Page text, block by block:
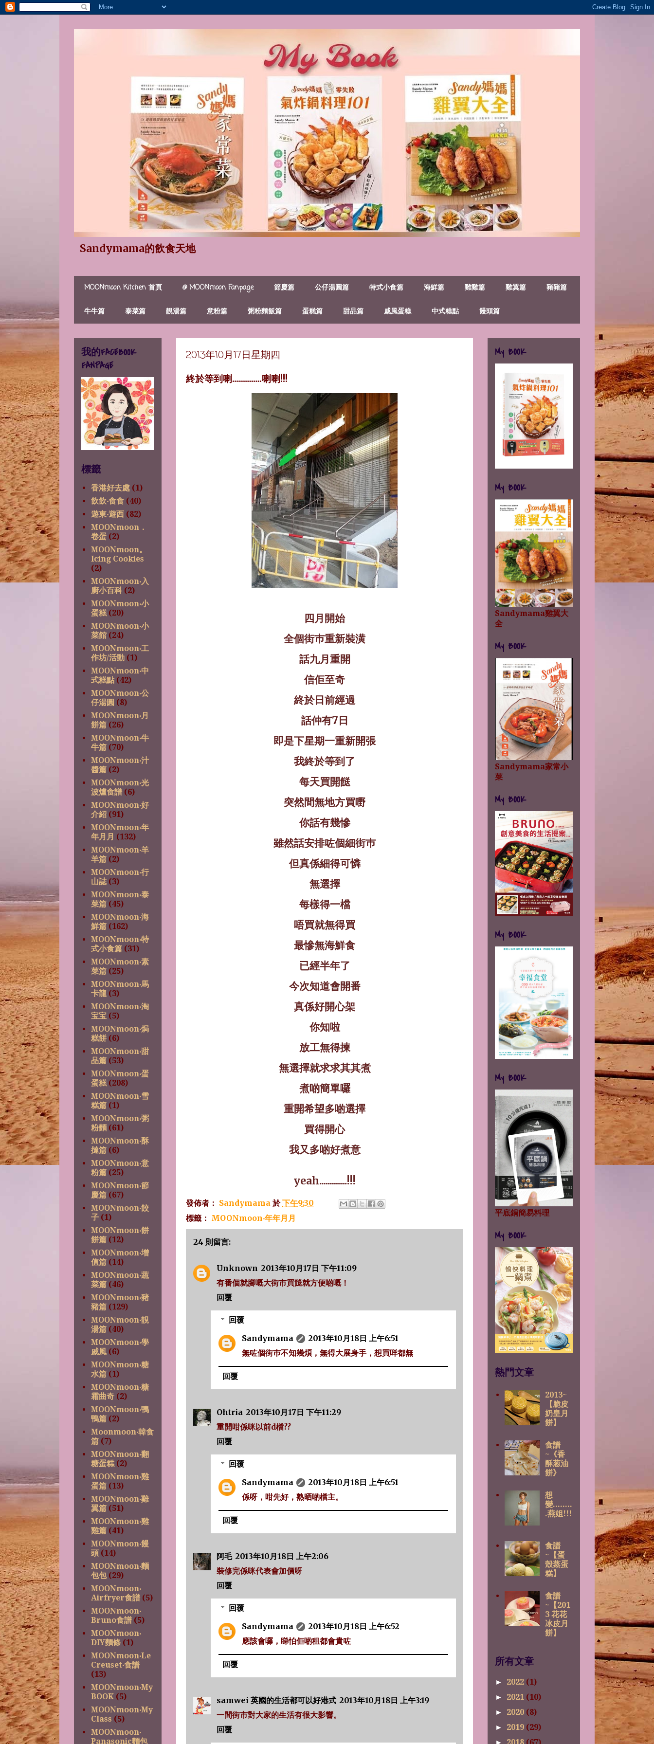
Sandymama的飲食天地
MOONmoon Kitchen 首頁 @ MOONmoon Fanpage 節慶篇 公仔湯圓篇 特式小食篇 海鮮篇 雞雞篇 雞翼篇 豬豬篇
牛牛篇 泰菜篇 靚湯篇 意粉篇 粥粉麵飯篇 蛋糕篇 甜品篇 戚風蛋糕 中式糕點 饅頭篇
2013年10月17日星期四
終於等到喇...............喇喇!!!
四月開始
全個街巿重新裝潢
話九月重開
信佢至奇
終於日前經過
話仲有7日
即是下星期一重新開張
我終於等到了
每天買開餸
突然間無地方買嘢
你話有幾慘
雖然話安排咗個細街巿
但真係細得可憐
無選擇
每樣得一檔
唔買就無得買
最慘無海鮮食
已經半年了
今次知道會開番
真係好開心架
你知啦
放工無得揀
無選擇就求求其其煮
煮啲簡單囉
重開希望多啲選擇
買得開心
我又多啲好煮意
yeah..............!!!
發佈者： Sandymama 於下午9:30
標籤： MOONmoon‧年年月月
24 則留言:
Unknown 2013年10月17日 下午11:09
有番個就腳嘅大街市買餸就方便啲嘅！
回覆
回覆
Sandymama
2013年10月18日 上午6:51
無咗個街巿不知幾煩，無得大展身手，想買咩都無
回覆
Ohtria 2013年10月17日 下午11:29
重開咁係咪以前d檔??
回覆
回覆
Sandymama
2013年10月18日 上午6:51
係呀，咁先好，熟晒啲檔主。
回覆
阿毛 2013年10月18日 上午2:06
裝修完係咪代表會加價呀
回覆
回覆
Sandymama
2013年10月18日 上午6:52
應該會囉，睇怕佢啲租都會貴咗
回覆
samwei 英國的生活都可以好港式 2013年10月18日 上午3:19
一間街市對大家的生活有很大影響。
回覆
我的FACEBOOK
FANPAGE
標籤
香港好去處 (1)
飲飲‧食食 (40)
遊東‧遊西 (82)
MOONmoon．
卷蛋 (2)
MOONmoon。
Icing Cookies
(2)
MOONmoon‧入
廚小百科 (2)
MOONmoon‧小
蛋糕 (20)
MOONmoon‧小
菜館 (24)
MOONmoon‧工
作坊/活動 (1)
MOONmoon‧中
式糕點 (42)
MOONmoon‧公
仔湯圓 (8)
MOONmoon‧月
餅篇 (26)
MOONmoon‧牛
牛篇 (70)
MOONmoon‧汁
醬篇 (2)
MOONmoon‧光
波爐食譜 (6)
MOONmoon‧好
介紹 (91)
MOONmoon‧年
年月月 (132)
MOONmoon‧羊
羊篇 (2)
MOONmoon‧行
山誌 (3)
MOONmoon‧泰
菜篇 (45)
MOONmoon‧海
鮮篇 (162)
MOONmoon‧特
式小食篇 (31)
MOONmoon‧素
菜篇 (25)
MOONmoon‧馬
卡龍 (3)
MOONmoon‧淘
宝宝 (5)
MOONmoon‧焗
糕餅 (6)
MOONmoon‧甜
品篇 (53)
MOONmoon‧蛋
蛋糕 (208)
MOONmoon‧雪
糕篇 (1)
MOONmoon‧粥
粉麵 (61)
MOONmoon‧酥
撻篇 (6)
MOONmoon‧意
粉篇 (25)
MOONmoon‧節
慶篇 (67)
MOONmoon‧餃
子 (1)
MOONmoon‧餅
餅篇 (12)
MOONmoon‧增
值篇 (14)
MOONmoon‧蔬
菜篇 (46)
MOONmoon‧豬
豬篇 (129)
MOONmoon‧靚
湯篇 (40)
MOONmoon‧學
戚風 (6)
MOONmoon‧糖
水篇 (1)
MOONmoon‧糖
霜曲奇 (2)
MOONmoon‧鴨
鴨篇 (2)
Moonmoon‧韓食
篇 (7)
MOONmoon‧翻
糖蛋糕 (2)
MOONmoon‧雞
蛋篇 (13)
MOONmoon‧雞
翼篇 (51)
MOONmoon‧雞
雞篇 (41)
MOONmoon‧饅
頭 (14)
MOONmoon‧麵
包包 (29)
MOONmoon‧
Airfryer食譜 (5)
MOONmoon‧
Bruno食譜 (5)
MOONmoon‧
DIY麵條 (1)
MOONmoon‧Le
Creuset‧食譜
(13)
MOONmoon‧My
BOOK (5)
MOONmoon‧My
Class (5)
MOONmoon‧
Panasonic麵包
My BOOK
My BOOK
Sandymama雞翼大
全
My BOOK
Sandymama家常小
菜
My BOOK
My BOOK
My BOOK
平底鍋簡易料理
My BOOK
熱門文章
2013~
【脆皮
奶皇月
餅】
食譜
~《香
酥葱油
餅》
想
變........
.燕姐!!!
食譜
~【蛋
殼蒸蛋
糕】
食譜
~【201
3 花花
冰皮月
餅】
所有文章
► 2022 (1)
► 2021 (10)
► 2020 (8)
► 2019 (29)